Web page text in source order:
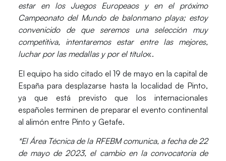
estar en los Juegos Europeaos y en el próximo
Campeonato del Mundo de balonmano playa; estoy
convenicido de que seremos una selección muy
competitiva, intentaremos estar entre las mejores,
luchar por las medallas y por el título«.
El equipo ha sido citado el 19 de mayo en la capital de
España para desplazarse hasta la localidad de Pinto,
ya que está previsto que los internacionales
españoles terminen de preparar el evento continental
al alimón entre Pinto y Getafe.
*El Área Técnica de la RFEBM comunica, a fecha de 22
de mayo de 2023, el cambio en la convocatoria de